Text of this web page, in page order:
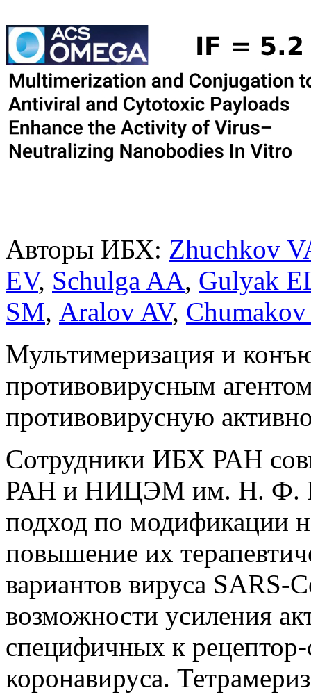
Авторы ИБХ: Zhuchkov
EV, Schulga AA, Gulyak
SM, Aralov AV, Chumakov
Мультимеризация и
противовирусным
противовирусную
Сотрудники ИБХ РАН
РАН и НИЦЭМ им. Н. Ф.
подход по модификации
повышение их
вариантов вируса SARS-
возможности усиления
специфичных к
коронавируса.